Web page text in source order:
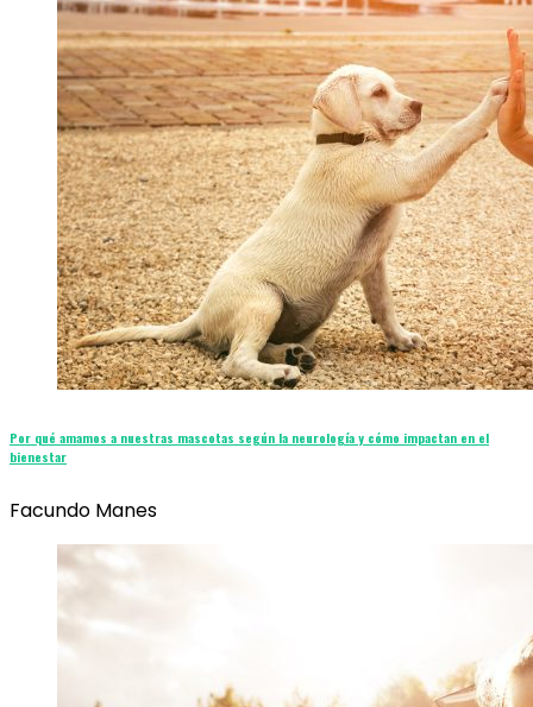
Por qué amamos a nuestras mascotas según la neurología y cómo impactan en el
bienestar
Facundo Manes